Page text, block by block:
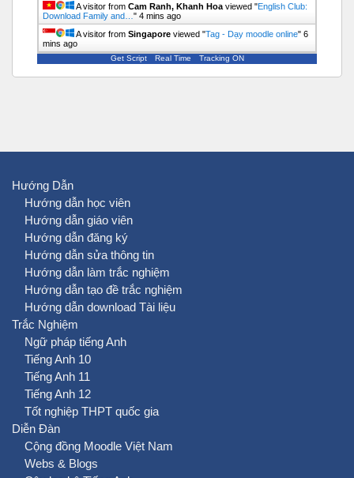
A visitor from Cam Ranh, Khanh Hoa viewed "English Club:
Download Family and… " 4 mins ago
A visitor from Singapore viewed "Tag - Dạy moodle online" 6
mins ago
Get Script Real Time Tracking ON
Hướng Dẫn
Hướng dẫn học viên
Hướng dẫn giáo viên
Hướng dẫn đăng ký
Hướng dẫn sửa thông tin
Hướng dẫn làm trắc nghiệm
Hướng dẫn tạo đề trắc nghiệm
Hướng dẫn download Tài liệu
Trắc Nghiệm
Ngữ pháp tiếng Anh
Tiếng Anh 10
Tiếng Anh 11
Tiếng Anh 12
Tốt nghiệp THPT quốc gia
Diễn Đàn
Cộng đồng Moodle Việt Nam
Webs & Blogs